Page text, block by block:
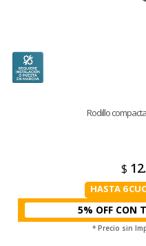
Rodillo
$
HASTA 6
5% OFF CON
* Precio sin